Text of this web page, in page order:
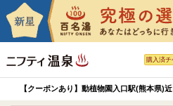
購入済
【クーポンあり】動植物園入口駅(熊本県)